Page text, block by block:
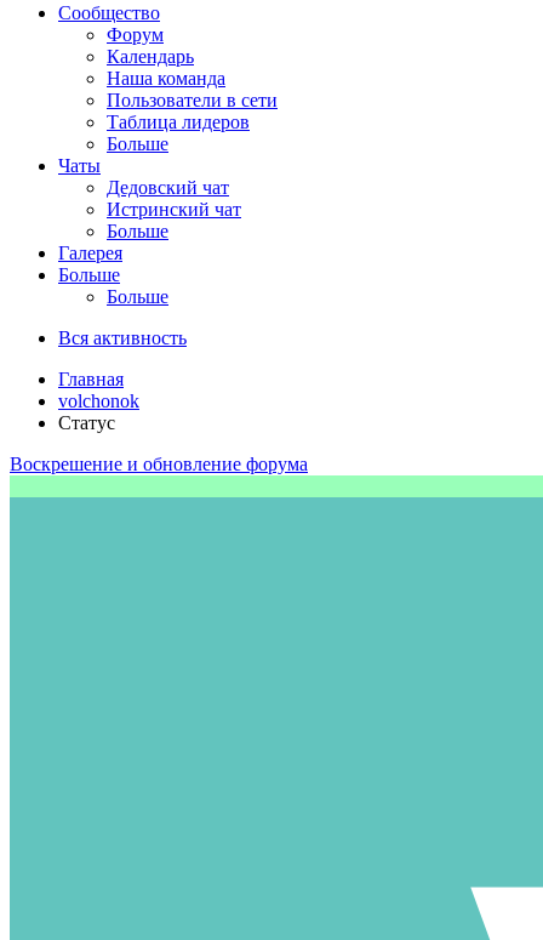
Сообщество
Форум
Календарь
Наша команда
Пользователи в сети
Таблица лидеров
Больше
Чаты
Дедовский чат
Истринский чат
Больше
Галерея
Больше
Больше
Вся активность
Главная
volchonok
Статус
Воскрешение и обновление форума